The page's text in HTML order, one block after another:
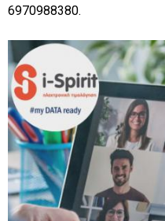
6970988380.